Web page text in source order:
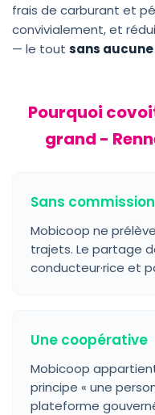
frais de carburant et
convivialement, et
— le tout sans
Pourquoi
grand -
Sans commission
Mobicoop ne
trajets. Le partage
conducteur·rice et
Une coopérative
Mobicoop
principe « une
plateforme